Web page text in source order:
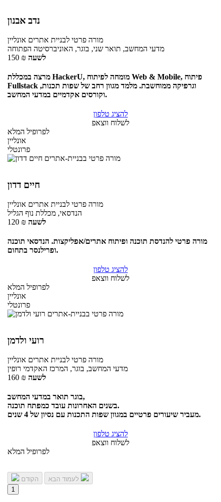
נדב אבנון
מורה פרטי לבניית אתרים אונליין
מדעי המחשב, תואר שני, בוגר, האוניברסיטה הפתוחה
150 ₪ לשעה
מרצה במכללת HackerU, מומחה לפיתוח Web & Mobile, פיתוח
Fullstack וגרפיקה ממוחשבת. מלמד מגוון רחב של שפות תכנות,
וקורסים אקדמיים במדעי המחשב.
להציג טלפון
לשלוח ווצאפ
לפרופיל המלא
אונליין
פרונטלי
חיים דדון
מורה פרטי לבניית אתרים אונליין
הנדסאי, מכללת נוף הגליל
120 ₪ לשעה
מורה פרטי להנדסת תוכנה ופיתוח אתרים/אפליקצות. הנדסאי תוכנה
ופרילנסר בתחום.
להציג טלפון
לשלוח ווצאפ
לפרופיל המלא
אונליין
פרונטלי
רועי ולדמן
מורה פרטי לבניית אתרים אונליין
מדעי המחשב, בוגר, המרכז האקדמי רופין
160 ₪ לשעה
בוגר תואר במדעי המחשב,
בשנים האחרונות עובד כמפתח תוכנה.
מעביר שיעורים פרטיים במגוון שפות התכנות עם נסיון של 4 שנים.
להציג טלפון
לשלוח ווצאפ
לפרופיל המלא
הקודם
1